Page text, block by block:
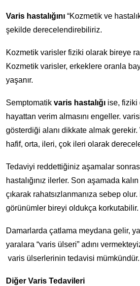
Varis hastalığını “Kozmetik ve
şekilde derecelendirebiliriz.
Kozmetik varisler fiziki olarak bireye
Kozmetik varisler, erkeklere oranla
yaşanır.
Semptomatik varis hastalığı ise, fiziki
hayattan verim almasını engeller.
gösterdiği alanı dikkate almak gerekir.
hafif, orta, ileri, çok ileri olarak
Tedaviyi reddettiğiniz aşamalar
hastalığınız ilerler. Son aşamada
çıkarak rahatsızlanmanıza sebep
görünümler bireyi oldukça korkutabilir.
Damarlarda çatlama meydana gelir,
yaralara “varis ülseri” adını
varis ülserlerinin tedavisi
Diğer Varis Tedavileri